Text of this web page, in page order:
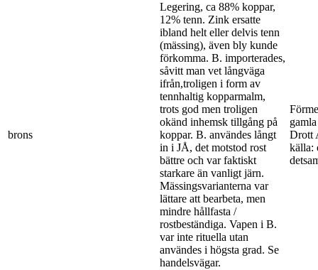
brons
Legering, ca 88% koppar,
12% tenn. Zink ersatte
ibland helt eller delvis tenn
(mässing), även bly kunde
förkomma. B. importerades,
såvitt man vet långväga
ifrån,troligen i form av
tennhaltig kopparmalm,
trots god men troligen
okänd inhemsk tillgång på
koppar. B. användes långt
in i JÅ, det motstod rost
bättre och var faktiskt
starkare än vanligt järn.
Mässingsvarianterna var
lättare att bearbeta, men
mindre hållfasta /
rostbeständiga. Vapen i B.
var inte rituella utan
användes i högsta grad. Se
handelsvägar.
Drott
källa: